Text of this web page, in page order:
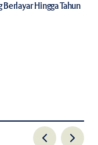
Hingga Tahun